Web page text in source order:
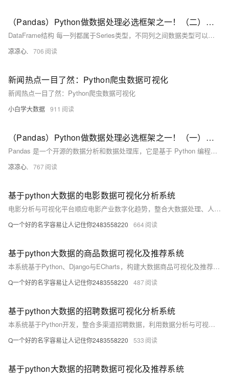
（Pandas）Python做数据处理必选框架之一！（二）：附带案例分析；刨析DataFrame结构和其属性；学会访问具体元素；判断元素是否存在；元素求和、求标准值、方差、去重、删除、排序...
DataFrame结构 每一列都属于Series类型，不同列之间数据类型可以不一样，但同一列的值类型必须一致。 DataFrame拥有一个总的 idx记录列，该列记录了每一行的索引 在DataFrame中，若列之间的元素个数不匹配，且使用Series填充时，在DataFrame里空值会显示为NaN；当列之间元素个数不匹配，并且不使用Series填充，会报错。在指定了index 属性显示情况下，会按照index的位置进行排序，默认是 [0,1,2,3,...] 从0索引开始正序排序行。
凉凉心. 706
新闻热点一目了然：Python爬虫数据可视化
新闻热点一目了然：Python爬虫数据可视化
小白学大数据 911
（Pandas）Python做数据处理必选框架之一！（一）：介绍Pandas中的两个数据结构；刨析Series：如何访问数据；数据去重、取众数、总和、标准差、方差、平均值等；判断缺失值、获取索引...
Pandas 是一个开源的数据分析和数据处理库，它是基于 Python 编程语言的。 Pandas 提供了易于使用的数据结构和数据分析工具，特别适用于处理结构化数据，如表格型数据（类似于Excel表格）。 Pandas 是数据科学和分析领域中常用的工具之一，它使得用户能够轻松地从各种数据源中导入数据，并对数据进行高效的操作和分析。 Pandas 主要引入了两种新的数据结构：Series 和 DataFrame。
凉凉心. 767
基于python大数据的电影数据可视化分析系统
电影分析与可视化平台顺应电影产业数字化趋势，整合大数据处理、人工智能与Web技术，实现电影数据的采集、分析与可视化展示。平台支持票房、评分、观众行为等多维度分析，助力行业洞察与决策，同时提供互动界面，增强观众对电影文化的理解。技术上依托Python、MySQL、Flask、HTML等构建，融合数据采集与AI分析，提升电影行业的数据应用能力。
Q一个好的名字容易让人记住你2483558220 664
基于python大数据的商品数据可视化及推荐系统
本系统基于Python、Django与ECharts，构建大数据商品可视化及推荐平台。通过爬虫获取商品数据，利用可视化技术呈现销售趋势与用户行为，结合机器学习实现个性化推荐，助力电商精准营销与用户体验提升。
Q一个好的名字容易让人记住你2483558220 487
基于python大数据的招聘数据可视化分析系统
本系统基于Python开发，整合多渠道招聘数据，利用数据分析与可视化技术，助力企业高效决策。核心功能包括数据采集、智能分析、可视化展示及权限管理，提升招聘效率与人才管理水平，推动人力资源管理数字化转型。
Q一个好的名字容易让人记住你2483558220 533
基于python大数据的招聘数据可视化及推荐系统